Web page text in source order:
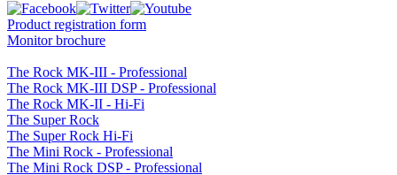
Product registration form
Monitor brochure
The Rock MK-III - Professional
The Rock MK-III DSP - Professional
The Rock MK-II - Hi-Fi
The Super Rock
The Super Rock Hi-Fi
The Mini Rock - Professional
The Mini Rock DSP - Professional